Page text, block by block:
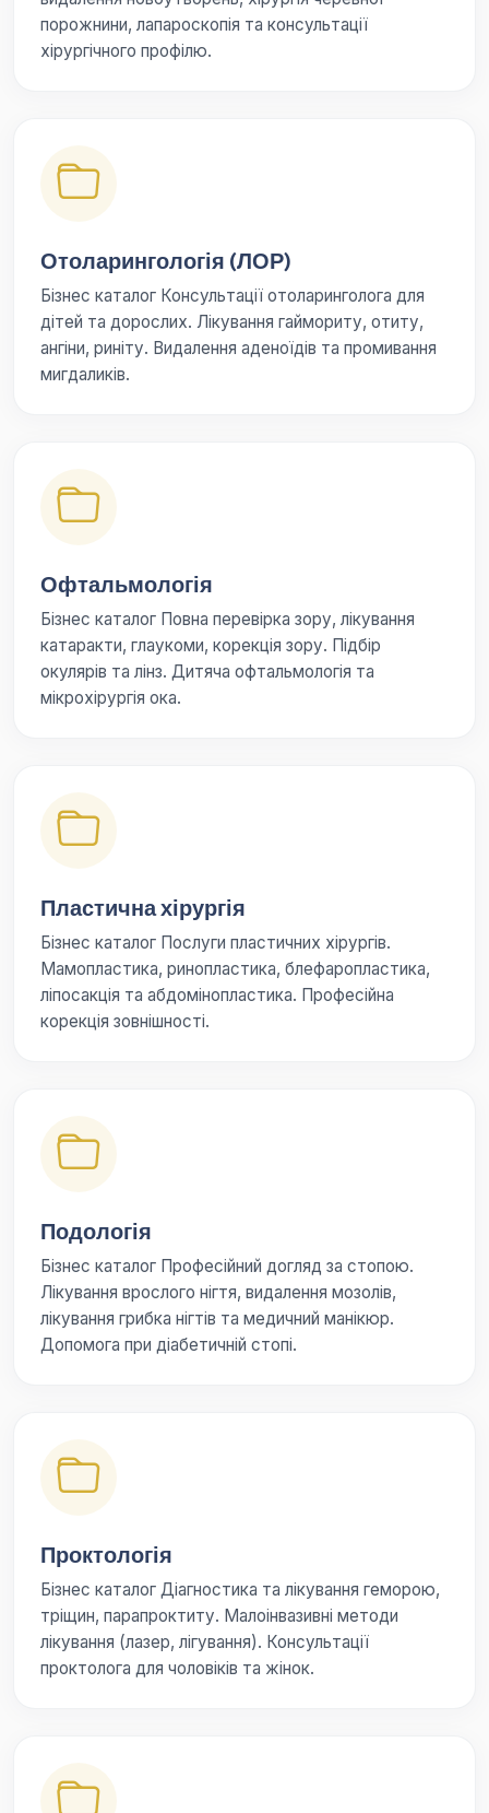
порожнини, лапароскопія та консультації
хірургічного профілю.
Отоларингологія (ЛОР)
Бізнес каталог Консультації отоларинголога для
дітей та дорослих. Лікування гаймориту, отиту,
ангіни, риніту. Видалення аденоїдів та промивання
мигдаликів.
Офтальмологія
Бізнес каталог Повна перевірка зору, лікування
катаракти, глаукоми, корекція зору. Підбір
окулярів та лінз. Дитяча офтальмологія та
мікрохірургія ока.
Пластична хірургія
Бізнес каталог Послуги пластичних хірургів.
Мамопластика, ринопластика, блефаропластика,
ліпосакція та абдомінопластика. Професійна
корекція зовнішності.
Подологія
Бізнес каталог Професійний догляд за стопою.
Лікування врослого нігтя, видалення мозолів,
лікування грибка нігтів та медичний манікюр.
Допомога при діабетичній стопі.
Проктологія
Бізнес каталог Діагностика та лікування геморою,
тріщин, парапроктиту. Малоінвазивні методи
лікування (лазер, лігування). Консультації
проктолога для чоловіків та жінок.